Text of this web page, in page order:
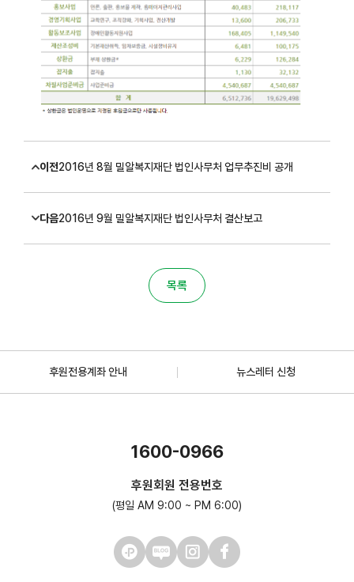
이전2016년 8월 밀알복지재단 법인사무처 업무추진비 공개
다음2016년 9월 밀알복지재단 법인사무처 결산보고
목록
후원전용계좌 안내 뉴스레터 신청
1600-0966
후원회원 전용번호
(평일 AM 9:00 ~ PM 6:00)